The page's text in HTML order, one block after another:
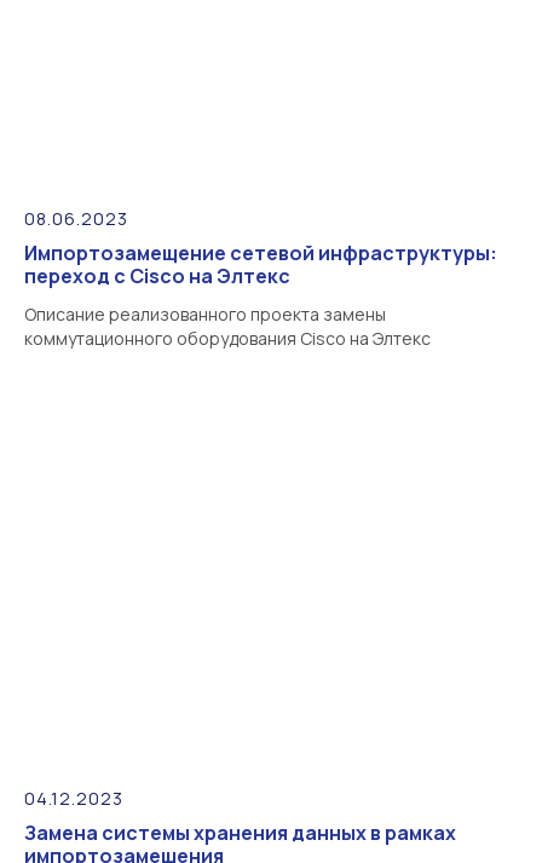
08.06.2023
Импортозамещение сетевой инфраструктуры:
переход с Cisco на Элтекс
Описание реализованного проекта замены
коммутационного оборудования Cisco на Элтекс
04.12.2023
Замена системы хранения данных в рамках
импортозамещения